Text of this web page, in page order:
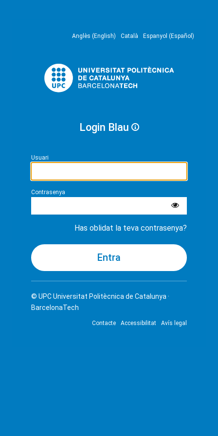
Anglès (English) Català Espanyol (Español)
Login Blau
Usuari
Contrasenya
Has oblidat la teva contrasenya?
© UPCUniversitat Politècnica de Catalunya ·
BarcelonaTech
Contacte Accessibilitat Avís legal